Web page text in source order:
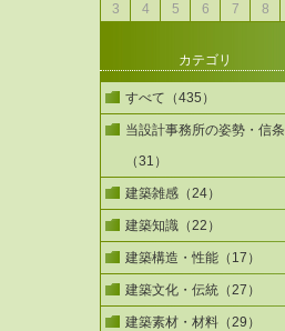
3
4 5 6 7 8
カテゴリ
すべて（435）
当設計事務所の姿勢・信条
（31）
建築雑感（24）
建築知識（22）
建築構造・性能（17）
建築文化・伝統（27）
建築素材・材料（29）